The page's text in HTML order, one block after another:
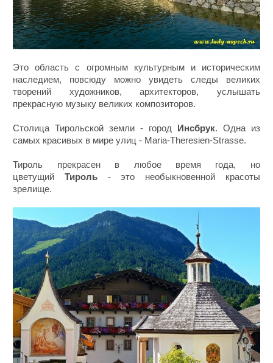
Это область с огромным культурным и историческим
наследием, повсюду можно увидеть следы великих
творений художников, архитекторов, услышать
прекрасную музыку великих композиторов.
Столица Тирольской земли - город Инсбрук. Одна из
самых красивых в мире улиц - Maria-Theresien-Strasse.
Тироль прекрасен в любое время года, но
цветущий Тироль- это необыкновенной красоты
зрелище.